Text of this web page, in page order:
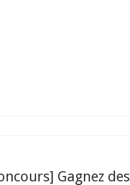
Gagnez